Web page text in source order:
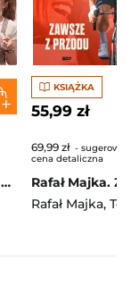
Pierogi z kimchi. Moje ulubione azjatyckie przepisy - książka z autografem
KSIĄŻKA
55,99 zł
69,99 zł -
cena detaliczna
Rafał Majka,